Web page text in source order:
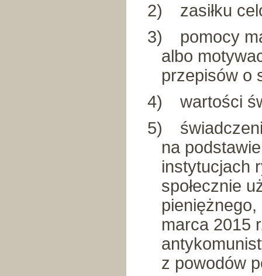
2)
zasiłku
3)
pomocy
albo
przepisów o
4)
wartości
5)
na
instytucjach
społecznie
marca 2015
z powodów